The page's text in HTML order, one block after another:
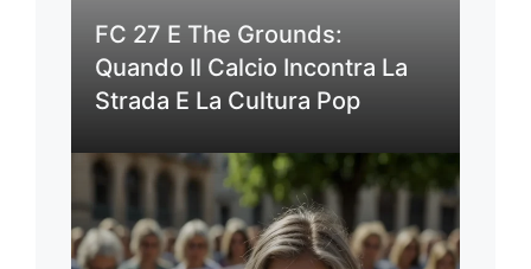
FC 27 E The Grounds:
Quando Il Calcio Incontra La
Strada E La Cultura Pop